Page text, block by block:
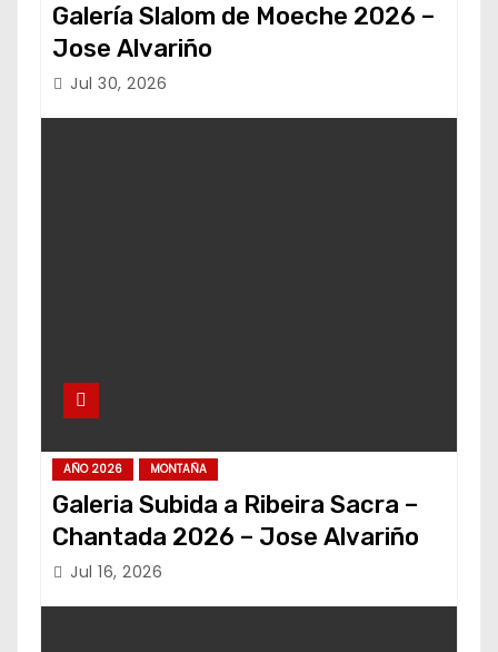
Galería Slalom de Moeche 2026 –
Jose Alvariño
Jul 30, 2026
AÑO 2026 MONTAÑA
Galeria Subida a Ribeira Sacra –
Chantada 2026 – Jose Alvariño
Jul 16, 2026